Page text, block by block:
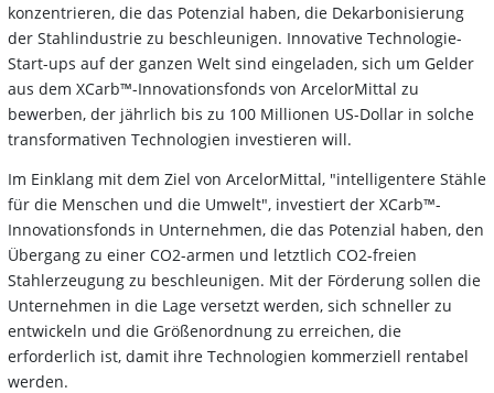
konzentrieren, die das Potenzial haben, die Dekarbonisierung
der Stahlindustrie zu beschleunigen. Innovative Technologie-
Start-ups auf der ganzen Welt sind eingeladen, sich um Gelder
aus dem XCarb™-Innovationsfonds von ArcelorMittal zu
bewerben, der jährlich bis zu 100 Millionen US-Dollar in solche
transformativen Technologien investieren will.
Im Einklang mit dem Ziel von ArcelorMittal, "intelligentere Stähle
für die Menschen und die Umwelt", investiert der XCarb™-
Innovationsfonds in Unternehmen, die das Potenzial haben, den
Übergang zu einer CO2-armen und letztlich CO2-freien
Stahlerzeugung zu beschleunigen. Mit der Förderung sollen die
Unternehmen in die Lage versetzt werden, sich schneller zu
entwickeln und die Größenordnung zu erreichen, die
erforderlich ist, damit ihre Technologien kommerziell rentabel
werden.